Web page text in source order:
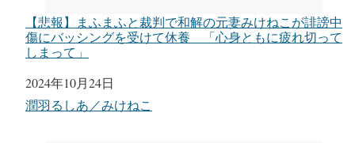
【悲報】まふまふと裁判で和解の元妻みけねこが誹謗中
傷にバッシングを受けて休養 「心身ともに疲れ切って
しまって」
日付
2024年10月24日
関連理由
潤羽るしあ／みけねこ